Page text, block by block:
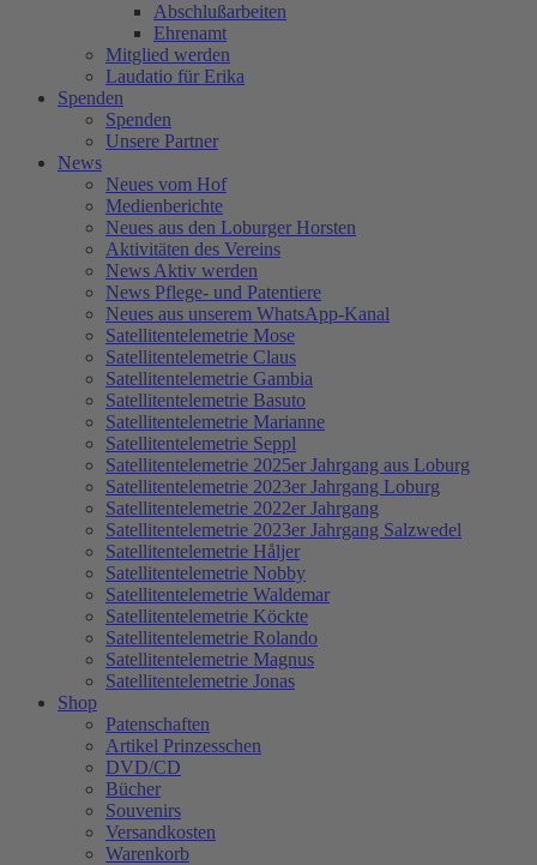
Abschlußarbeiten
Ehrenamt
Mitglied werden
Laudatio für Erika
Spenden
Spenden
Unsere Partner
News
Neues vom Hof
Medienberichte
Neues aus den Loburger Horsten
Aktivitäten des Vereins
News Aktiv werden
News Pflege- und Patentiere
Neues aus unserem WhatsApp-Kanal
Satellitentelemetrie Mose
Satellitentelemetrie Claus
Satellitentelemetrie Gambia
Satellitentelemetrie Basuto
Satellitentelemetrie Marianne
Satellitentelemetrie Seppl
Satellitentelemetrie 2025er Jahrgang aus Loburg
Satellitentelemetrie 2023er Jahrgang Loburg
Satellitentelemetrie 2022er Jahrgang
Satellitentelemetrie 2023er Jahrgang Salzwedel
Satellitentelemetrie Håljer
Satellitentelemetrie Nobby
Satellitentelemetrie Waldemar
Satellitentelemetrie Köckte
Satellitentelemetrie Rolando
Satellitentelemetrie Magnus
Satellitentelemetrie Jonas
Shop
Patenschaften
Artikel Prinzesschen
DVD/CD
Bücher
Souvenirs
Versandkosten
Warenkorb